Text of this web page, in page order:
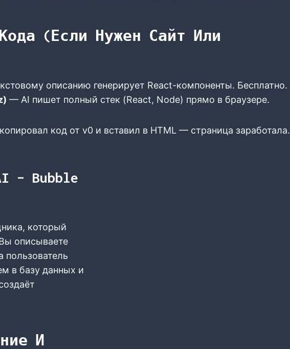
(если Нужен Сайт Или
описанию генерирует React-компоненты. Бесплатно.
— AI пишет полный стек (React, Node) прямо в браузере.
код от v0 и вставил в HTML — страница заработала.
– Bubble
который
описываете
пользователь
в базу данных и
И